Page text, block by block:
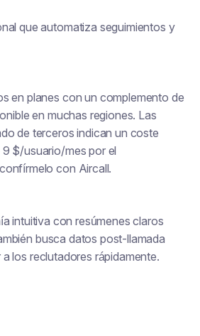
que automatiza seguimientos y
en planes con un complemento de
en muchas regiones. Las
de terceros indican un coste
$/usuario/mes por el
con Aircall.
intuitiva con resúmenes claros
busca datos post-llamada
los reclutadores rápidamente.